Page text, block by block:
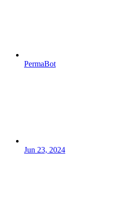
PermaBot
Jun 23, 2024